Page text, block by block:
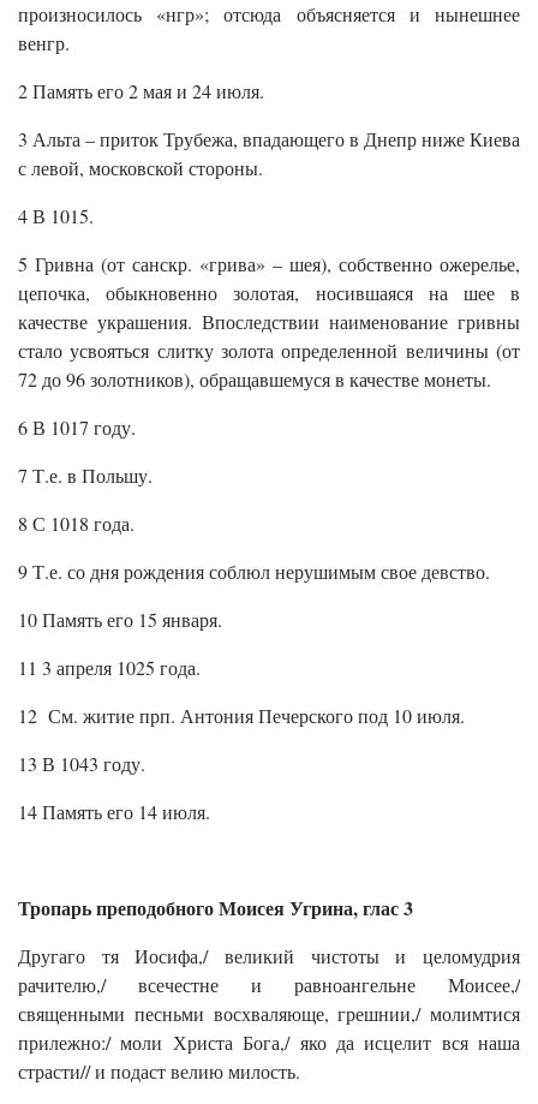
произносилось «нгр»; отсюда объясняется и нынешнее
венгр.
2 Память его 2 мая и 24 июля.
3 Альта – приток Трубежа, впадающего в Днепр ниже Киева
с левой, московской стороны.
4 В 1015.
5 Гривна (от санскр. «грива» – шея), собственно ожерелье,
цепочка, обыкновенно золотая, носившаяся на шее в
качестве украшения. Впоследствии наименование гривны
стало усвояться слитку золота определенной величины (от
72 до 96 золотников), обращавшемуся в качестве монеты.
6 В 1017 году.
7 Т.е. в Польшу.
8 С 1018 года.
9 Т.е. со дня рождения соблюл нерушимым свое девство.
10 Память его 15 января.
11 3 апреля 1025 года.
12 См. житие прп. Антония Печерского под 10 июля.
13 В 1043 году.
14 Память его 14 июля.
Тропарь преподобного Моисея Угрина, глас 3
Другаго тя Иосифа,/ великий чистоты и целомудрия
рачителю,/ всечестне и равноангельне Моисее,/
священными песньми восхваляюще, грешнии,/ молимтися
прилежно:/ моли Христа Бога,/ яко да исцелит вся наша
страсти// и подаст велию милость.